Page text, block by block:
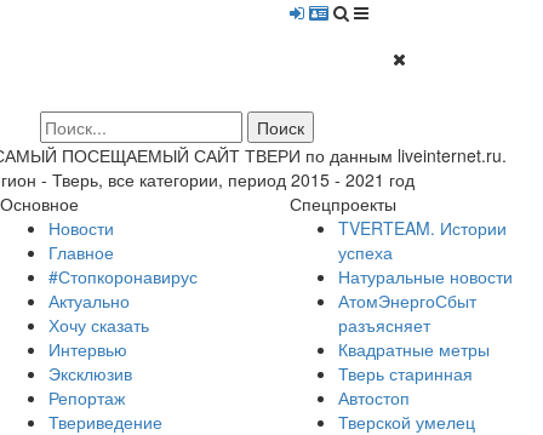
ПОСЕЩАЕМЫЙ САЙТ ТВЕРИ по данным liveinternet.ru.
- Тверь, все категории, период 2015 - 2021 год
Основное
Новости
Главное
#Стопкоронавирус
Актуально
Хочу сказать
Интервью
Эксклюзив
Репортаж
Твериведение
Спецпроекты
TVERTEAM. Истории
успеха
Натуральные новости
АтомЭнергоСбыт
разъясняет
Квадратные метры
Тверь старинная
Автостоп
Тверской умелец